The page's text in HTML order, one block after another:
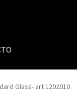
Glass- art 1202010